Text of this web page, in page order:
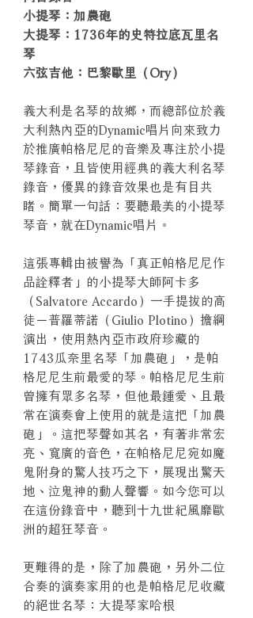
小提琴：加農砲
大提琴：1736年的史特拉底瓦里名
琴
六弦吉他：巴黎歐里（Ory）
義大利是名琴的故鄉，而總部位於義
大利熱內亞的Dynamic唱片向來致力
於推廣帕格尼尼的音樂及專注於小提
琴錄音，且皆使用經典的義大利名琴
錄音，優異的錄音效果也是有目共
睹。簡單一句話：要聽最美的小提琴
琴音，就在Dynamic唱片。
這張專輯由被譽為「真正帕格尼尼作
品詮釋者」的小提琴大師阿卡多
（Salvatore Accardo）一手提拔的高
徒－普羅蒂諾（Giulio Plotino）擔綱
演出，使用熱內亞市政府珍藏的
1743瓜奈里名琴「加農砲」，是帕
格尼尼生前最愛的琴。帕格尼尼生前
曾擁有眾多名琴，但他最鍾愛、且最
常在演奏會上使用的就是這把「加農
砲」。這把琴聲如其名，有著非常宏
亮、寬廣的音色，在帕格尼尼宛如魔
鬼附身的驚人技巧之下，展現出驚天
地、泣鬼神的動人聲響。如今您可以
在這份錄音中，聽到十九世紀風靡歐
洲的超狂琴音。
更難得的是，除了加農砲，另外二位
合奏的演奏家用的也是帕格尼尼收藏
的絕世名琴：大提琴家哈根